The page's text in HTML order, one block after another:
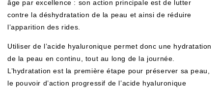
âge par excellence : son action principale estde lutter
contre la déshydratation de la peau et ainsi de réduire
l’apparition des rides.
Utiliser de l’acide hyaluronique permet donc une hydratation
de la peau en continu, tout au long de la journée.
L’hydratation est la première étape pour préserver sa peau,
le pouvoir d’action progressif de l’acide hyaluronique